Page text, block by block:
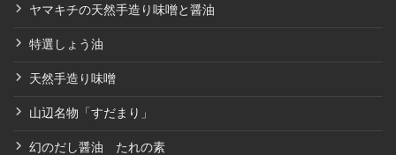
ヤマキチの天然手造り味噌と醤油
特選しょう油
天然手造り味噌
山辺名物「すだまり」
幻のだし醤油 たれの素